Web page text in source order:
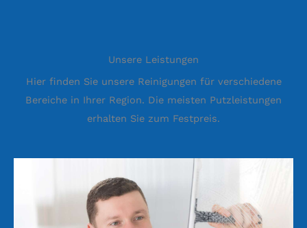
Unsere Leistungen
Hier finden Sie unsere Reinigungen für verschiedene
Bereiche in Ihrer Region. Die meisten Putzleistungen
erhalten Sie zum Festpreis.